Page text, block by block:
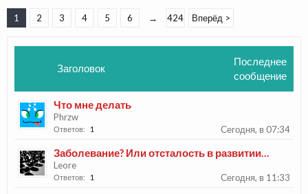
1 2 3 4 5 6 → 424 Вперёд >
Заголовок
Последнее
сообщение
Что мне делать
Phrzw
Ответов: 1 Сегодня, в 07:34
Заболевание? Или отсталость в развитии…
Leore
Ответов: 1 Сегодня, в 11:33